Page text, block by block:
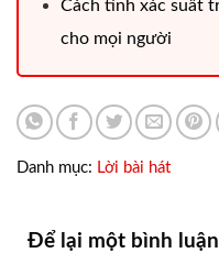
Cách tính xác suất
cho mọi người
Danh mục: Lời bài hát
Để lại một bình luận